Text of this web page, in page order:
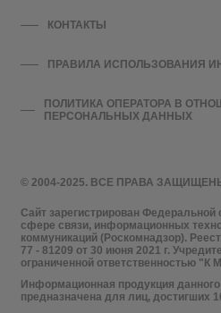
© 2004-2025. ВСЕ ПРАВА
Сайт зарегистрирован Федеральной
сфере связи, информационных
коммуникаций (Роскомнадзор).
77 - 81209 от 30 июня 2021 г.
ограниченной ответственностью "К
Информационная продукция данного
предназначена для лиц, достигших
КОНТАКТЫ
ПРАВИЛА ИСПОЛЬЗОВАНИЯ
ПОЛИТИКА ОПЕРАТОРА В
ПЕРСОНАЛЬНЫХ ДАННЫХ